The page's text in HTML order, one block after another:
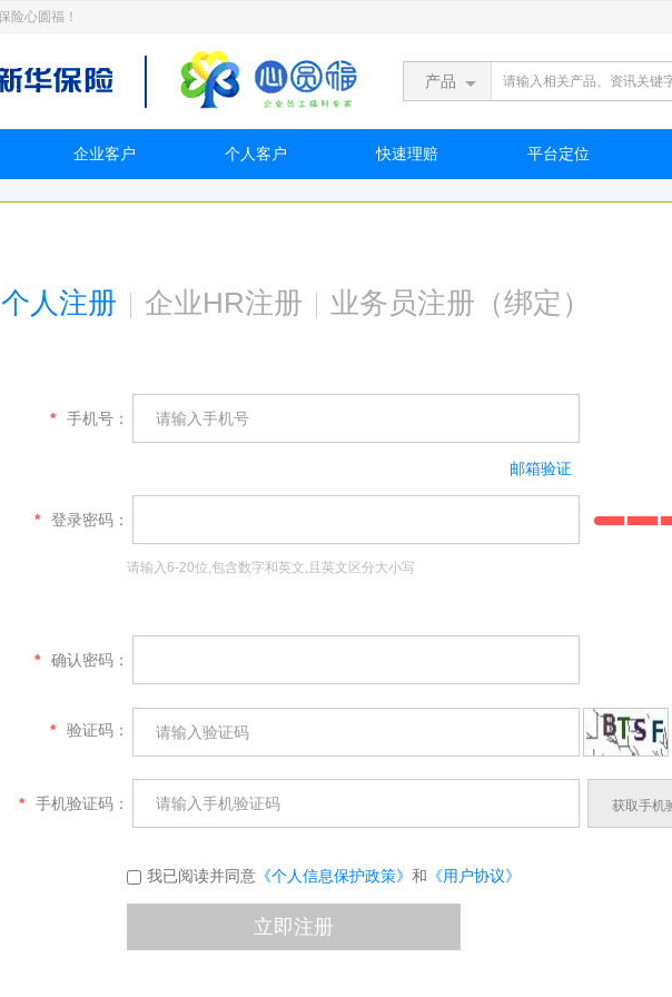
险心圆福！
产品
企业客户 个人客户 快速理赔 平台定位
个人注册 企业HR注册 业务员注册（绑定）
* 手机号：
邮箱验证
* 登录密码：
请输入6-20位,包含数字和英文,且英文区分大小写
* 确认密码：
* 验证码：
* 手机验证码： 获取手机
我已阅读并同意 《个人信息保护政策》 和 《用户协议》
立即注册